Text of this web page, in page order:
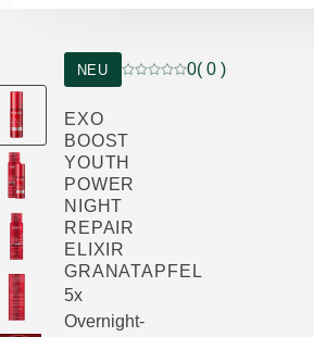
NEU
Aktuelle Bewertung: 0
0( 0 )
EXO
BOOST
YOUTH
POWER
NIGHT
REPAIR
ELIXIR
GRANATAPFEL
5x
Overnight-